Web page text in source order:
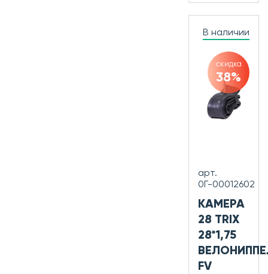
В наличии
скидка
38%
арт.
0Г-00012602
КАМЕРА
28 TRIX
28*1,75
FV